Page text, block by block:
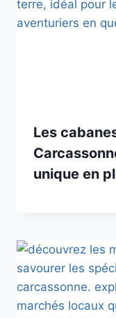
Les
unique en